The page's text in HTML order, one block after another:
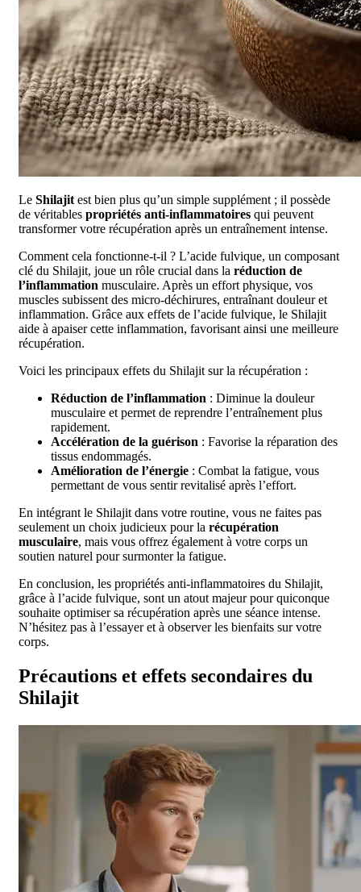
Le Shilajit est bien plus qu’un simple supplément ; il possède
de véritables propriétés anti-inflammatoires qui peuvent
transformer votre récupération après un entraînement intense.
Comment cela fonctionne-t-il ? L’acide fulvique, un composant
clé du Shilajit, joue un rôle crucial dans la réduction de
l’inflammation musculaire. Après un effort physique, vos
muscles subissent des micro-déchirures, entraînant douleur et
inflammation. Grâce aux effets de l’acide fulvique, le Shilajit
aide à apaiser cette inflammation, favorisant ainsi une meilleure
récupération.
Voici les principaux effets du Shilajit sur la récupération :
Réduction de l’inflammation : Diminue la douleur
musculaire et permet de reprendre l’entraînement plus
rapidement.
Accélération de la guérison : Favorise la réparation des
tissus endommagés.
Amélioration de l’énergie : Combat la fatigue, vous
permettant de vous sentir revitalisé après l’effort.
En intégrant le Shilajit dans votre routine, vous ne faites pas
seulement un choix judicieux pour la récupération
musculaire, mais vous offrez également à votre corps un
soutien naturel pour surmonter la fatigue.
En conclusion, les propriétés anti-inflammatoires du Shilajit,
grâce à l’acide fulvique, sont un atout majeur pour quiconque
souhaite optimiser sa récupération après une séance intense.
N’hésitez pas à l’essayer et à observer les bienfaits sur votre
corps.
Précautions et effets secondaires du
Shilajit